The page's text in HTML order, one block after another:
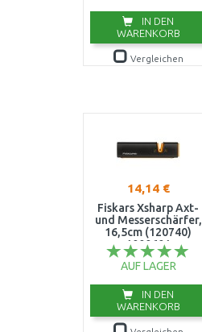
IN DEN
WARENKORB
Vergleichen
14,14 €
Fiskars Xsharp Axt-
und Messerschärfer,
16,5cm (120740)
1000601
AUF LAGER
IN DEN
WARENKORB